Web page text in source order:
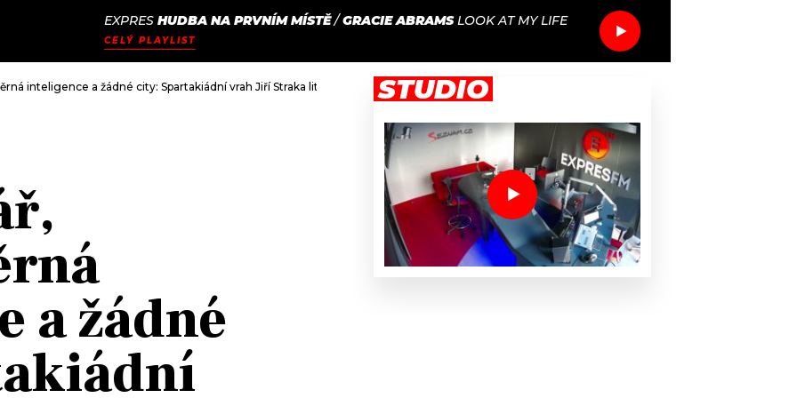
NALADIT
EXPRES HUDBA NA PRVNÍM MÍSTĚ/GRACIE ABRAMS LOOK AT MY LIFE
CELÝ PLAYLIST
inteligence a žádné city: Spartakiádní vrah Jiří Straka litoval jen svého dopadení
a žádné
STUDIO